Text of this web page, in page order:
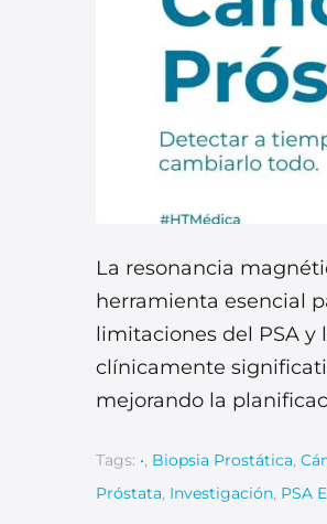
La resonancia
herramienta esencial
limitaciones del PSA
clínicamente
mejorando la
Tags: •, Biopsia Prostática,
Próstata, Investigación, PSA